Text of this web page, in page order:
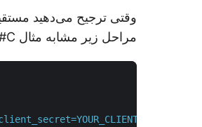
مراحل زیر مشابه مثال C# است.